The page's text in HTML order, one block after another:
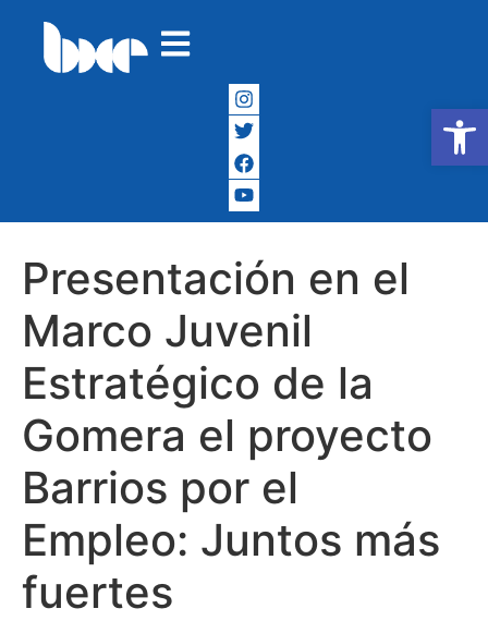
Abrir
Presentación en el
Marco Juvenil
Estratégico de la
Gomera el proyecto
Barrios por el
Empleo: Juntos más
fuertes